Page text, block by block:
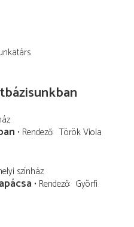
Rendező Török Viola
színház
Rendező Györfi